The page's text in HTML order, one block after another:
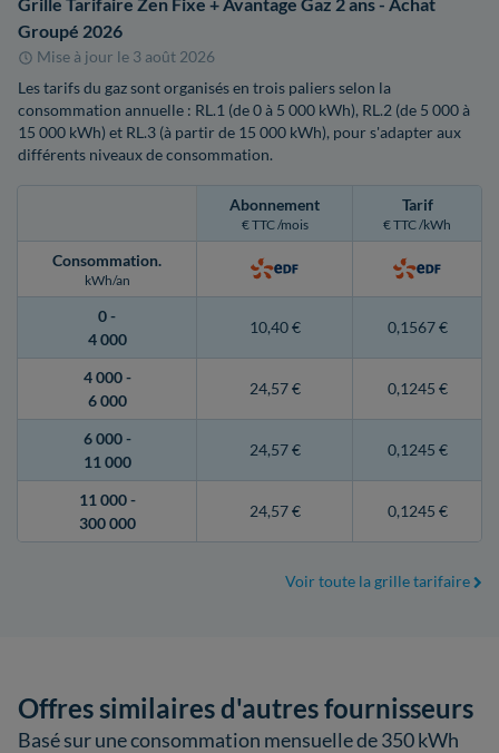
Groupé 2026
Mise à jour le 3 août 2026
Les tarifs du gaz sont organisés en trois paliers selon la
consommation annuelle : RL.1 (de 0 à 5 000 kWh), RL.2 (de 5 000 à
15 000 kWh) et RL.3 (à partir de 15 000 kWh), pour s'adapter aux
différents niveaux de consommation.
Abonnement
€ TTC /mois
Tarif
€ TTC /kWh
Consommation.
kWh/an
0 -
4 000
10,40 € 0,1567 €
4 000 -
6 000
24,57 € 0,1245 €
6 000 -
11 000
24,57 € 0,1245 €
11 000 -
300 000
24,57 € 0,1245 €
Voir toute la grille tarifaire
Offres similaires d'autres fournisseurs
Basé sur une consommation mensuelle de 350 kWh